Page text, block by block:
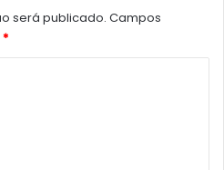
será publicado. Campos
*